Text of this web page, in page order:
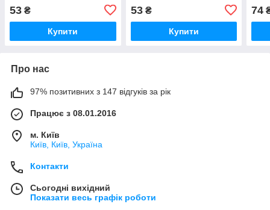
53 ₴
Купити
53₴
Купити
74
Про нас
97% позитивних з 147 відгуків за рік
Працює з 08.01.2016
м. Київ
Київ, Київ, Україна
Контакти
Сьогодні вихідний
Показати весь графік роботи